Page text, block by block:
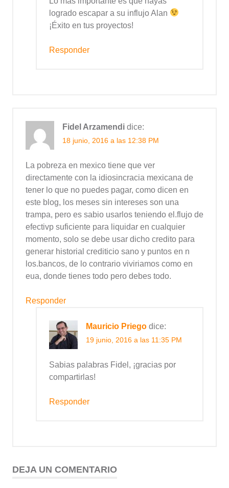
logrado escapar a su influjo Alan
¡Éxito en tus proyectos!
Responder
Fidel Arzamendi dice:
18 junio, 2016 a las 12:38 PM
La pobreza en mexico tiene que ver
directamente con la idiosincracia mexicana de
tener lo que no puedes pagar, como dicen en
este blog, los meses sin intereses son una
trampa, pero es sabio usarlos teniendo el.flujo de
efectivp suficiente para liquidar en cualquier
momento, solo se debe usar dicho credito para
generar historial crediticio sano y puntos en n
los.bancos, de lo contrario viviriamos como en
eua, donde tienes todo pero debes todo.
Responder
Mauricio Priego dice:
19 junio, 2016 a las 11:35 PM
Sabias palabras Fidel, ¡gracias por
compartirlas!
Responder
DEJA UN COMENTARIO